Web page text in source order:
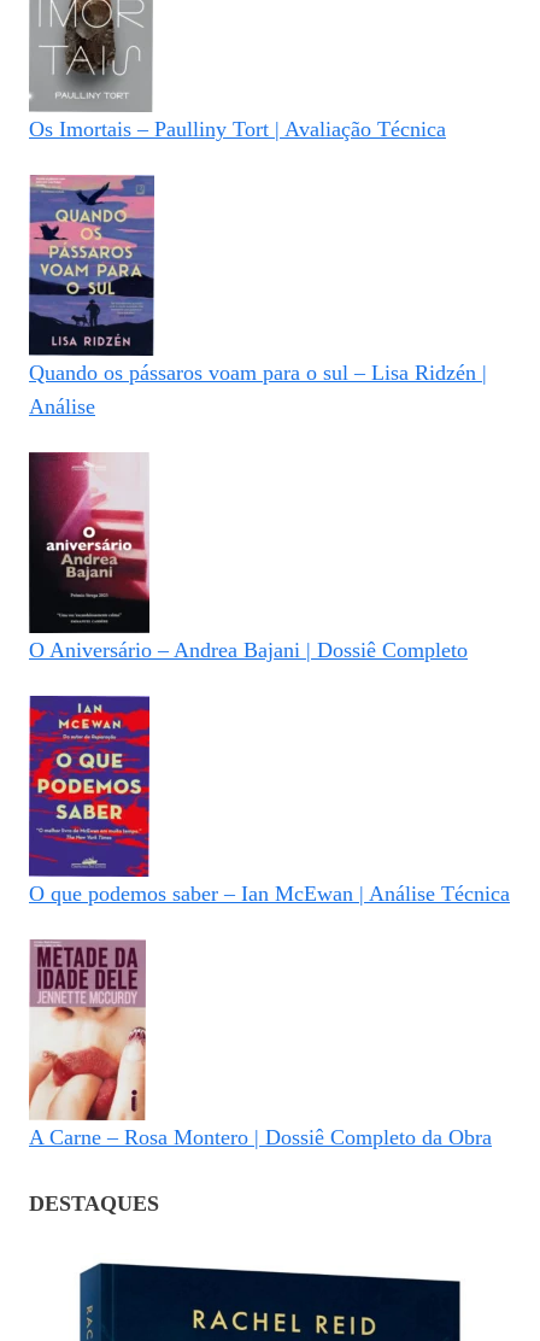
Os Imortais – Paulliny Tort | Avaliação Técnica
Quando os pássaros voam para o sul – Lisa Ridzén |
Análise
O Aniversário – Andrea Bajani | Dossiê Completo
O que podemos saber – Ian McEwan | Análise Técnica
A Carne – Rosa Montero | Dossiê Completo da Obra
DESTAQUES